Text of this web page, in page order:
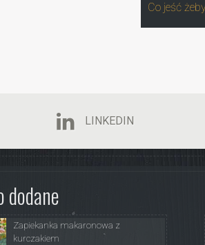
Co jeść
LINKEDIN
dodane
Zapiekanka makaronowa z
kurczakiem